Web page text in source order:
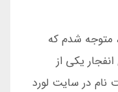
متوجه شدم که
یکی از
در سایت لورد